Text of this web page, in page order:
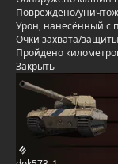
Повреждено/
Урон, нанесённый с
Очки захвата/
Пройдено
Закрыть